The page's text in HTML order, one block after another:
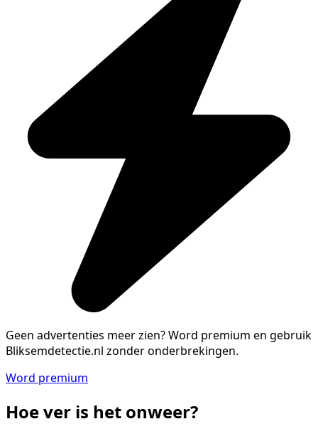
Geen advertenties meer zien?Word premium en gebruik
Bliksemdetectie.nl zonder onderbrekingen.
Word premium
Hoe ver is het onweer?